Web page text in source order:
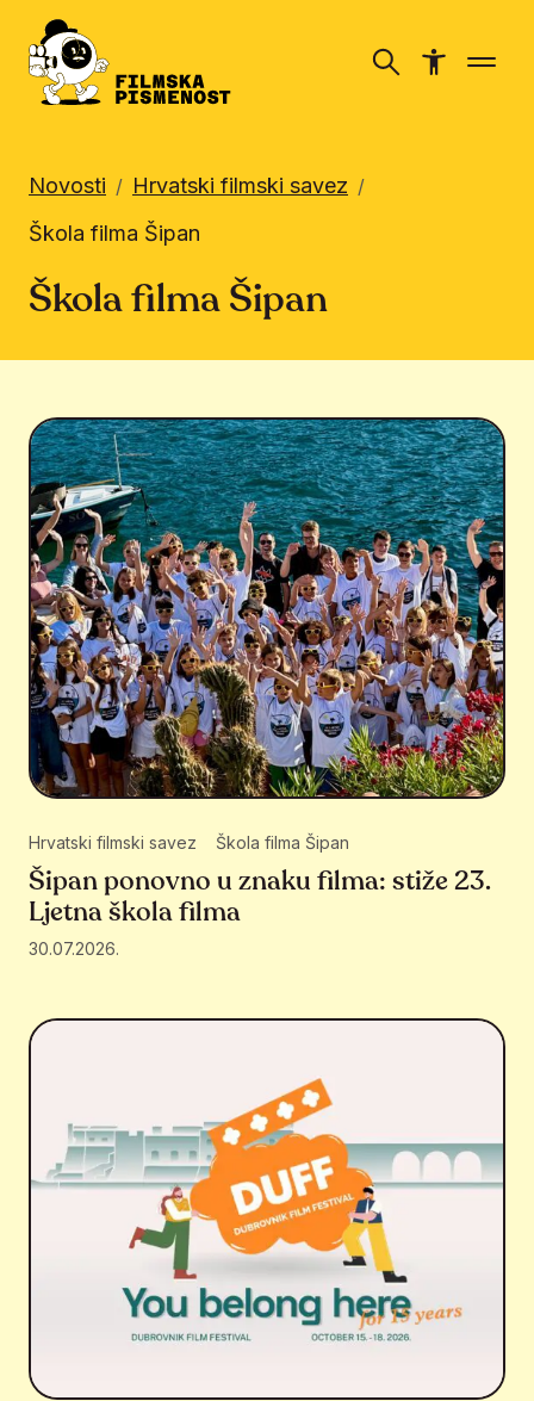
Novosti / Hrvatski filmski savez /
Škola filma Šipan
Škola filma Šipan
Hrvatski filmski savez Škola filma Šipan
Šipan ponovno u znaku filma: stiže 23.
Ljetna škola filma
30.07.2026.